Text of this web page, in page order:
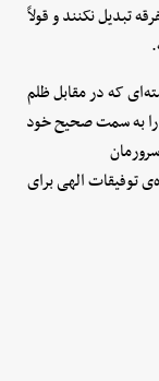
تبدیل نکنند و قولاً
که در مقابل ظلم
را به سمت صحیح خود
توفیقات الهی برای